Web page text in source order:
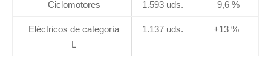
Ciclomotores 1.593 uds. –9,6 %
Eléctricos de categoría
L
1.137 uds. +13 %